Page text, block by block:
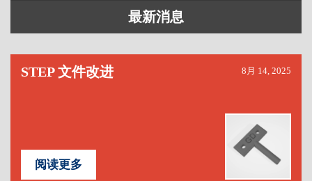
最新消息
STEP 文件改进 8月 14, 2025
阅读更多